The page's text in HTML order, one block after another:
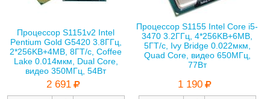
Процессор S1151v2 Intel
Pentium Gold G5420 3.8ГГц,
2*256KB+4MB, 8ГТ/с, Coffee
Lake 0.014мкм, Dual Core,
видео 350МГц, 54Вт
2 691
Процессор S1155 Intel Core i5-
3470 3.2ГГц, 4*256KB+6MB,
5ГТ/с, Ivy Bridge 0.022мкм,
Quad Core, видео 650МГц,
77Вт
1 190